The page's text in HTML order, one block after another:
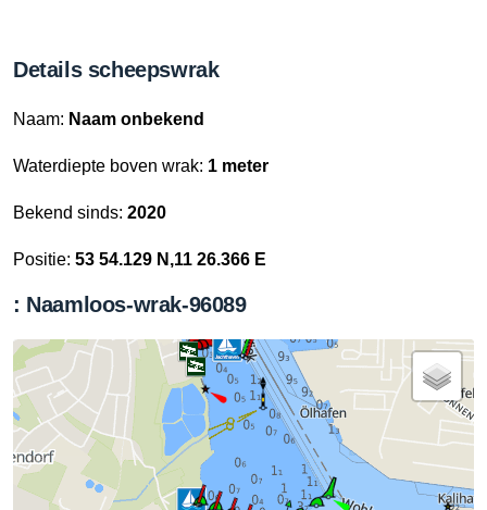
Details scheepswrak
Naam: Naam onbekend
Waterdiepte boven wrak: 1 meter
Bekend sinds: 2020
Positie: 53 54.129 N,11 26.366 E
: Naamloos-wrak-96089